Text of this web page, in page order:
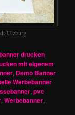
Ulzburg
drucken
mit eigenem
, Demo Banner
Werbebanner
,pvc
,Werbebanner,